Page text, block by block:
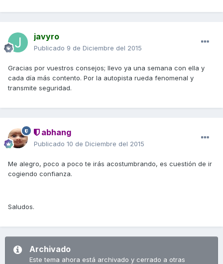
javyro
Publicado 9 de Diciembre del 2015
Gracias por vuestros consejos; llevo ya una semana con ella y
cada día más contento. Por la autopista rueda fenomenal y
transmite seguridad.
abhang
Publicado 10 de Diciembre del 2015
Me alegro, poco a poco te irás acostumbrando, es cuestión de ir
cogiendo confianza.
Saludos.
Archivado
Este tema ahora está archivado y cerrado a otras